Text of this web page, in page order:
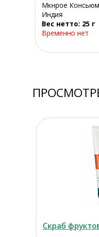
Мкнрое
Индия
Вес нетто: 25 г
Временно нет
Скраб